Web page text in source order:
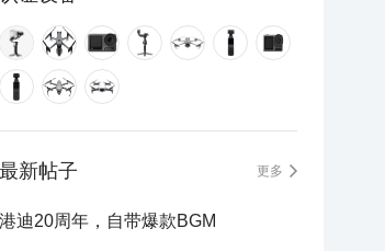
最新帖子 更多
港迪20周年，自带爆款BGM